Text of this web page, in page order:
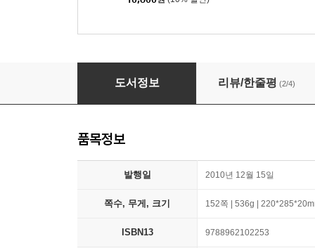
First Step in Grammar 1B
도서정보 리뷰/한줄평 (2/4)
품목정보
발행일 2010년 12월 15일
쪽수, 무게, 크기 152쪽 | 536g |
ISBN13 9788962102253